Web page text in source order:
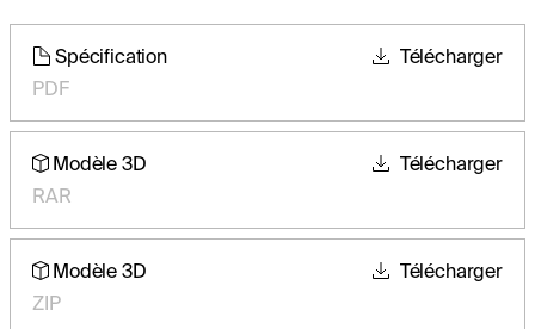
Spécification
PDF
Télécharger
Modèle 3D
RAR
Télécharger
Modèle 3D
ZIP
Télécharger